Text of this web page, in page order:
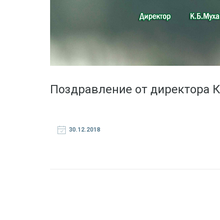
Поздравление от директора
30.12.2018